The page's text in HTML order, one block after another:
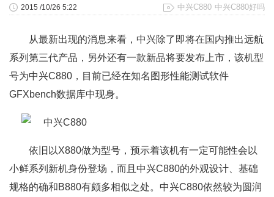
中兴C880 中兴C880好吗
2015 /10/26 5:22
从最新出现的消息来看，中兴除了即将在国内推出远航
系列第三代产品，另外还有一款新品将要发布上市，该机型
号为中兴C880，目前已经在知名图形性能测试软件
GFXbench数据库中现身。
依旧以X880做为型号，预示着该机有一定可能性会以
小鲜系列新机身份登场，而且中兴C880的外观设计、基础
规格的确和B880有颇多相似之处。中兴C880依然较为圆润